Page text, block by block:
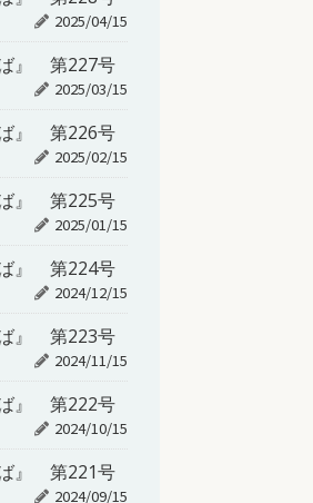
2025/04/15
ば』 第227号
2025/03/15
ば』 第226号
2025/02/15
ば』 第225号
2025/01/15
ば』 第224号
2024/12/15
ば』 第223号
2024/11/15
ば』 第222号
2024/10/15
ば』 第221号
2024/09/15